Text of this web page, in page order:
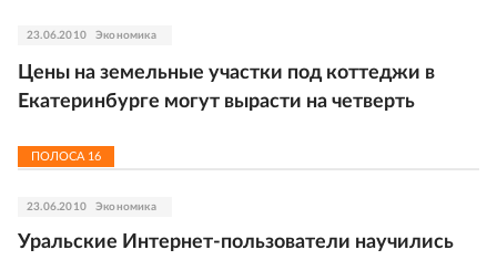
23.06.2010 Экономика
Цены на земельные участки под коттеджи в
Екатеринбурге могут вырасти на четверть
ПОЛОСА 16
23.06.2010 Экономика
Уральские Интернет-пользователи научились